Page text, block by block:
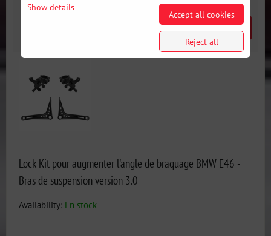
SELECT VARIANT
Lock Kit pour augmenter l'angle de braquage BMW E46 -
Bras de suspension version 3.0
Availability: En stock
Show details
Accept all cookies
Reject all